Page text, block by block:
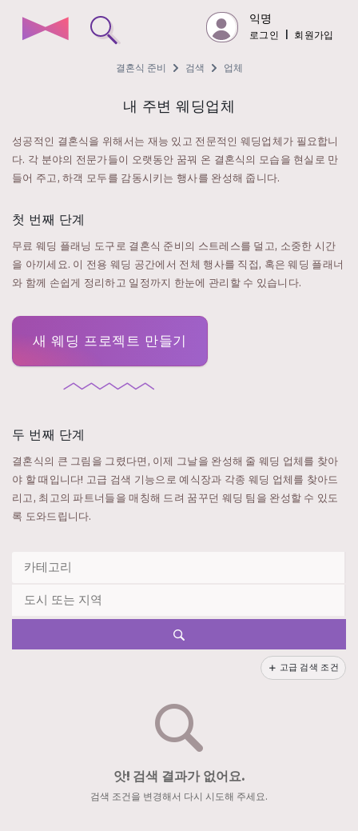
익명
로그인 회원가입
결혼식 준비 검색 업체
내 주변 웨딩업체
성공적인 결혼식을 위해서는 재능 있고 전문적인 웨딩업체가 필요합니
다. 각 분야의 전문가들이 오랫동안 꿈꿔 온 결혼식의 모습을 현실로 만
들어 주고, 하객 모두를 감동시키는 행사를 완성해 줍니다.
첫 번째 단계
무료 웨딩 플래닝 도구로 결혼식 준비의 스트레스를 덜고, 소중한 시간
을 아끼세요. 이 전용 웨딩 공간에서 전체 행사를 직접, 혹은 웨딩 플래너
와 함께 손쉽게 정리하고 일정까지 한눈에 관리할 수 있습니다.
새 웨딩 프로젝트 만들기
두 번째 단계
결혼식의 큰 그림을 그렸다면, 이제 그날을 완성해 줄 웨딩 업체를 찾아
야 할 때입니다! 고급 검색 기능으로 예식장과 각종 웨딩 업체를 찾아드
리고, 최고의 파트너들을 매칭해 드려 꿈꾸던 웨딩 팀을 완성할 수 있도
록 도와드립니다.
고급 검색 조건
앗! 검색 결과가 없어요.
검색 조건을 변경해서 다시 시도해 주세요.